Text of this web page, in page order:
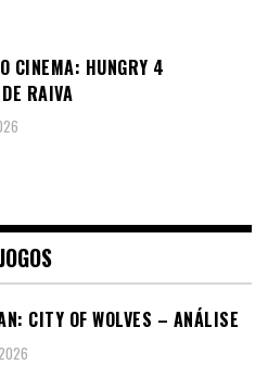
CINEMA: HUNGRY 4
RAIVA
JOGOS
CITY OF WOLVES – ANÁLISE